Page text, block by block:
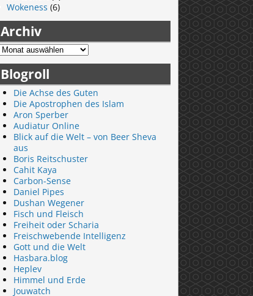
Wokeness (6)
Archiv
Blogroll
Die Achse des Guten
Die Apostrophen des Islam
Aron Sperber
Audiatur Online
Blick auf die Welt – von Beer Sheva
aus
Boris Reitschuster
Cahit Kaya
Carbon-Sense
Daniel Pipes
Dushan Wegener
Fisch und Fleisch
Freiheit oder Scharia
Freischwebende Intelligenz
Gott und die Welt
Hasbara.blog
Heplev
Himmel und Erde
Jouwatch